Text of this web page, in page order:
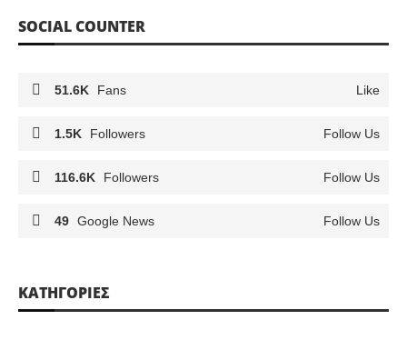
SOCIAL COUNTER
51.6K Fans Like
1.5K Followers Follow Us
116.6K Followers Follow Us
49 Google News Follow Us
KΑΤΗΓΟΡΊΕΣ